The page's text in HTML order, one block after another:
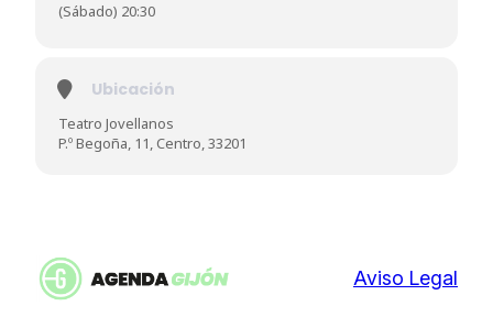
(Sábado) 20:30
Ubicación
Teatro Jovellanos
P.º Begoña, 11, Centro, 33201
Aviso Legal